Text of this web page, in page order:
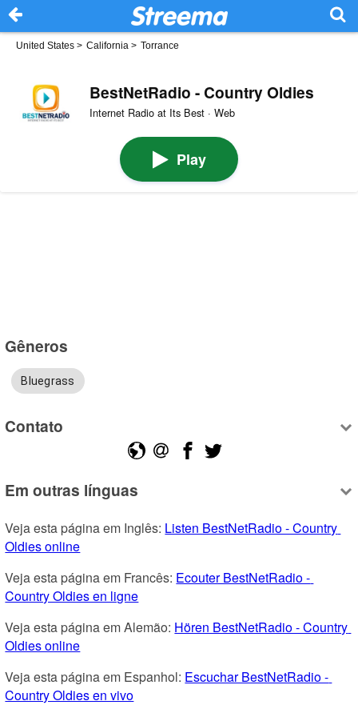
United States > California > Torrance
BestNetRadio - Country Oldies
Internet Radio at Its Best · Web
Play
Gêneros
Bluegrass
Contato
Em outras línguas
Veja esta página em Inglês: Listen BestNetRadio - Country
Oldies online
Veja esta página em Francês: Ecouter BestNetRadio -
Country Oldies en ligne
Veja esta página em Alemão: Hören BestNetRadio - Country
Oldies online
Veja esta página em Espanhol: Escuchar BestNetRadio -
Country Oldies en vivo